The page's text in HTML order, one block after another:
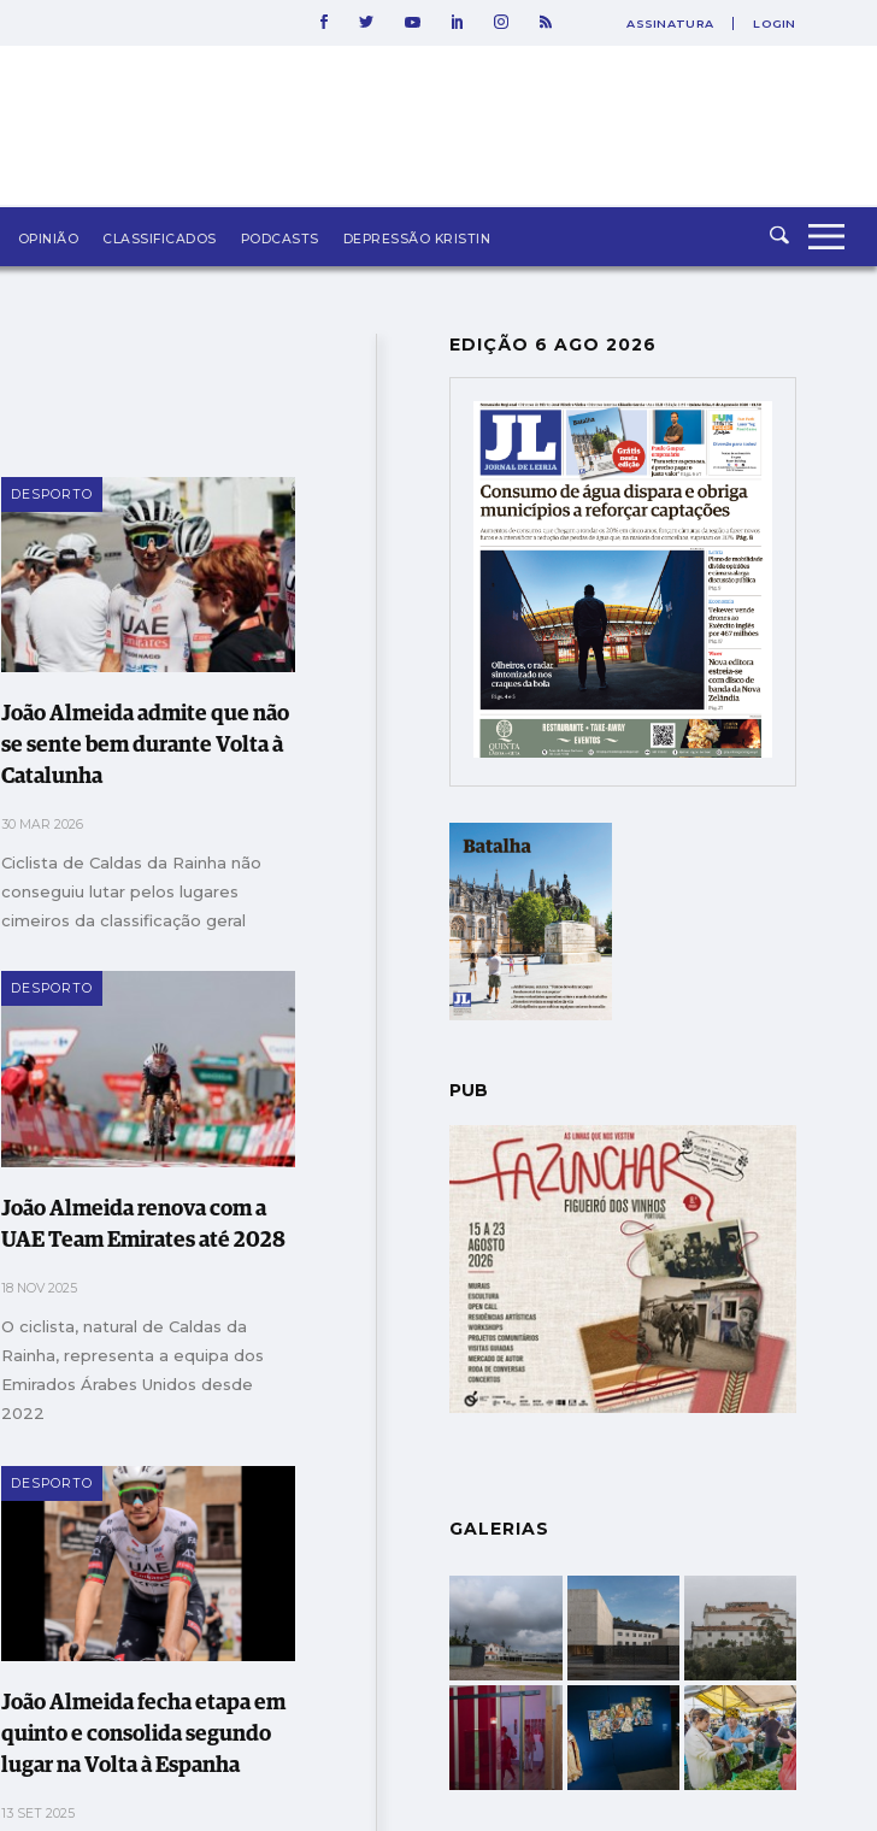
SAIR
ASSINATURA LOGIN
OPINIÃO CLASSIFICADOS PODCASTS DEPRESSÃO KRISTIN
DESPORTO
João Almeida admite que não
se sente bem durante Volta à
Catalunha
30 MAR 2026
Ciclista de Caldas da Rainha não
conseguiu lutar pelos lugares
cimeiros da classificação geral
DESPORTO
João Almeida renova com a
UAE Team Emirates até 2028
18 NOV 2025
O ciclista, natural de Caldas da
Rainha, representa a equipa dos
Emirados Árabes Unidos desde
2022
DESPORTO
João Almeida fecha etapa em
quinto e consolida segundo
lugar na Volta à Espanha
13 SET 2025
EDIÇÃO 6 AGO 2026
PUB
GALERIAS